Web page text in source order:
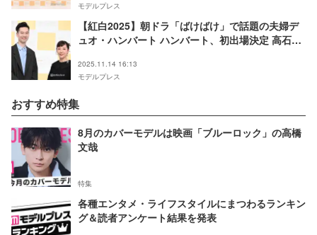
モデルプレス
【紅白2025】朝ドラ「ばけばけ」で話題の夫婦デ
ュオ・ハンバート ハンバート、初出場決定 高石あ
2025.11.14 16:13
モデルプレス
おすすめ特集
8月のカバーモデルは映画「ブルーロック」の高橋
文哉
特集
各種エンタメ・ライフスタイルにまつわるランキン
グ＆読者アンケート結果を発表